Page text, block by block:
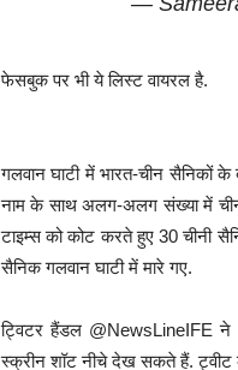
फेसबुक पर भी ये लिस्ट वायरल है.
गलवान घाटी में भारत-चीन सैनिकों
नाम के साथ अलग-अलग संख्या में
टाइम्स को कोट करते हुए 30 चीनी
सैनिक गलवान घाटी में मारे गए.
ट्विटर हैंडल @NewsLineIFE ने
स्क्रीन शॉट नीचे देख सकते हैं. ट्वीट